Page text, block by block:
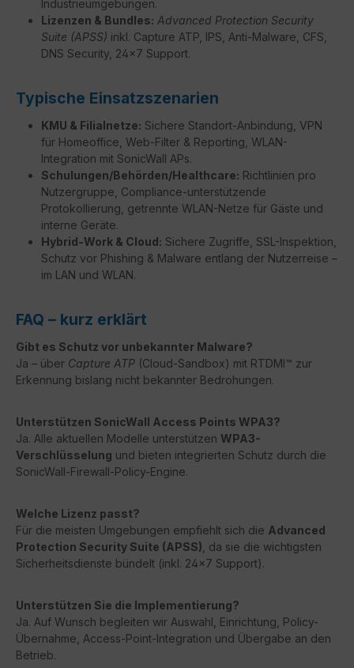
Industrieumgebungen.
Lizenzen & Bundles: Advanced Protection Security
Suite (APSS) inkl. Capture ATP, IPS, Anti-Malware, CFS,
DNS Security, 24×7 Support.
Typische Einsatzszenarien
KMU & Filialnetze: Sichere Standort-Anbindung, VPN
für Homeoffice, Web-Filter & Reporting, WLAN-
Integration mit SonicWall APs.
Schulungen/Behörden/Healthcare: Richtlinien pro
Nutzergruppe, Compliance-unterstützende
Protokollierung, getrennte WLAN-Netze für Gäste und
interne Geräte.
Hybrid-Work & Cloud: Sichere Zugriffe, SSL-Inspektion,
Schutz vor Phishing & Malware entlang der Nutzerreise –
im LAN und WLAN.
FAQ – kurz erklärt
Gibt es Schutz vor unbekannter Malware?
Ja – über Capture ATP (Cloud-Sandbox) mit RTDMI™ zur
Erkennung bislang nicht bekannter Bedrohungen.
Unterstützen SonicWall Access Points WPA3?
Ja. Alle aktuellen Modelle unterstützen WPA3-
Verschlüsselung und bieten integrierten Schutz durch die
SonicWall-Firewall-Policy-Engine.
Welche Lizenz passt?
Für die meisten Umgebungen empfiehlt sich die Advanced
Protection Security Suite (APSS) , da sie die wichtigsten
Sicherheitsdienste bündelt (inkl. 24×7 Support).
Unterstützen Sie die Implementierung?
Ja. Auf Wunsch begleiten wir Auswahl, Einrichtung, Policy-
Übernahme, Access-Point-Integration und Übergabe an den
Betrieb.